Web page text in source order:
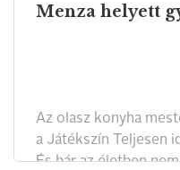
Menza helyett
Az olasz konyha
a Játékszín Teljesen
És bár az életben